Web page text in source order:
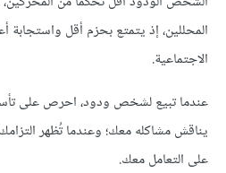
المحللين، إذ يتمتع بحزم أقل
الاجتماعية.
عندما تبيع لشخص ودود، احرص على
يناقش مشاكله معك؛ وعندما تُظهر
على التعامل معك.